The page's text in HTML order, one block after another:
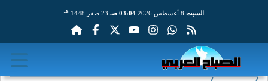
السبت 03:04 صـ 23 صفر 1448 هـ